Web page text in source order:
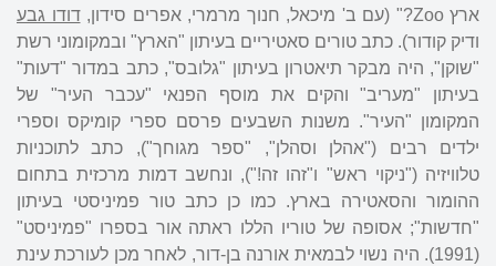
ארץ Zoo?" (עם ב' מיכאל, חנוך מרמרי, אפרים סידון,
דודו גבע
ודיק קודור). כתב טורים סאטיריים בעיתון "הארץ" ובמקומוני רשת
"שוקן", היה מבקר תיאטרון בעיתון "גלובס", כתב במדור "דעות"
בעיתון "מעריב" והקים את מוסף הפנאי "עכבר העיר" של
המקומון "העיר". משנות השבעים פרסם ספרי קומיקס וספרי
ילדים רבים ("אהלן וסהלן", "ספר מגוחך"), כתב לתוכניות
טלוויזיה ("ניקוי ראש" ו"זהו זה!"), ונחשב דמות מרכזית בתחום
ההומור והסאטירה בארץ. כמו כן כתב טור פמיניסטי בעיתון
"חדשות"; אסופה של טוריו הללו ראתה אור בספרו "פמיניסט"
(1991). היה נשוי לבמאית אורנה בן-דור, לאחר מכן לעורכת עינת